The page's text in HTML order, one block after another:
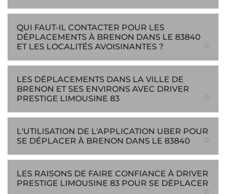
QUI FAUT-IL CONTACTER POUR LES
DÉPLACEMENTS À BRENON DANS LE 83840
ET LES LOCALITÉS AVOISINANTES ?
LES DÉPLACEMENTS DANS LA VILLE DE
BRENON ET SES ENVIRONS AVEC DRIVER
PRESTIGE LIMOUSINE 83
L'UTILISATION DE L'APPLICATION UBER POUR
SE DÉPLACER À BRENON DANS LE 83840
LES RAISONS DE FAIRE CONFIANCE À DRIVER
PRESTIGE LIMOUSINE 83 POUR SE DÉPLACER